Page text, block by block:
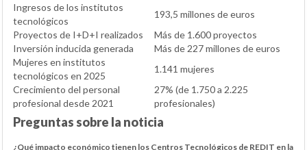
Ingresos de los institutos
tecnológicos
193,5 millones de euros
Proyectos de I+D+I realizados
Más de 1.600 proyectos
Inversión inducida generada
Más de 227 millones de euros
Mujeres en institutos
tecnológicos en 2025
1.141 mujeres
Crecimiento del personal
profesional desde 2021
27% (de 1.750 a 2.225
profesionales)
Preguntas sobre la noticia
¿Qué impacto económico tienen los Centros Tecnológicos de REDIT en la